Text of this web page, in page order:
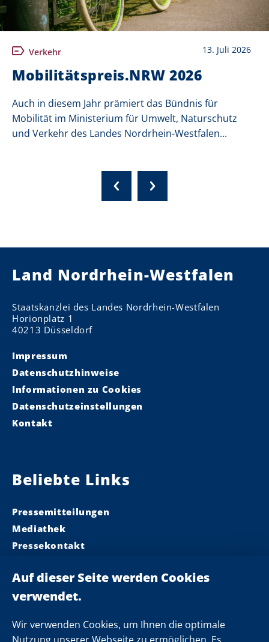
Wir verwenden Cookies, um Ihnen die optimale
Verkehr 13. Juli 2026
Mobilitätspreis.NRW 2026
Auch in diesem Jahr prämiert das Bündnis für
Mobilität im Ministerium für Umwelt, Naturschutz
und Verkehr des Landes Nordrhein-Westfalen...
Land Nordrhein-Westfalen
Staatskanzlei des Landes Nordrhein-Westfalen
Horionplatz 1
40213 Düsseldorf
Impressum
Datenschutzhinweise
Informationen zu Cookies
Datenschutzeinstellungen
Kontakt
Beliebte Links
Pressemitteilungen
Mediathek
Pressekontakt
Landeskabinett
Einsamkeit